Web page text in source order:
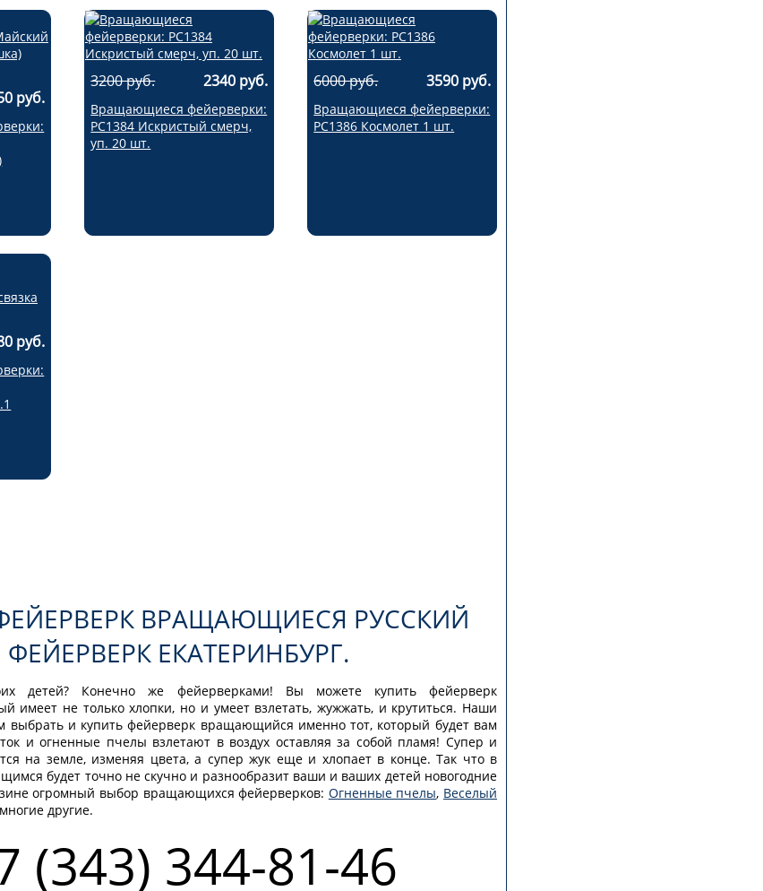
руб.
3200 руб. 2340 руб.
Вращающиеся фейерверки:
РС1384 Искристый смерч,
уп. 20 шт.
6000 руб. 3590 руб.
Вращающиеся фейерверки:
РС1386 Космолет 1 шт.
руб.
ВРАЩАЮЩИЕСЯ РУССКИЙ
ФЕЙЕРВЕРК ЕКАТЕРИНБУРГ.
детей? Конечно же фейерверками! Вы можете купить фейерверк
имеет не только хлопки, но и умеет взлетать, жужжать, и крутиться. Наши
выбрать и купить фейерверк вращающийся именно тот, который будет вам
и огненные пчелы взлетают в воздух оставляя за собой пламя! Супер и
на земле, изменяя цвета, а супер жук еще и хлопает в конце. Так что в
будет точно не скучно и разнообразит ваши и ваших детей новогодние
огромный выбор вращающихся фейерверков: Огненные пчелы, Веселый
другие.
(343) 344-81-46